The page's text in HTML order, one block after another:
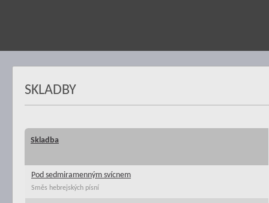
SKLADBY
Skladba
Pod sedmiramenným svícnem
Směs hebrejských písní